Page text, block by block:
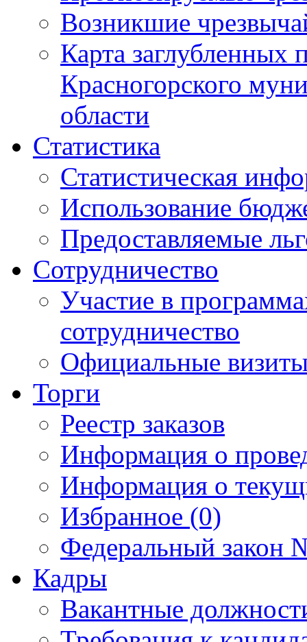
Возникшие
Карта
Красногорского
области
Статистика
Статистическая
Использование
Предоставляемые
Сотрудничество
Участие в
сотрудничество
Официальные
Торги
Реестр заказов
Информация о
Информация о
Избранное (0)
Федеральный закон
Кадры
Вакантные